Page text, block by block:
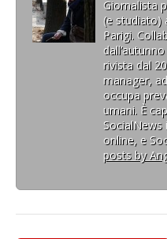
Giornalista
(e studiato)
Parigi.
rivista dal
manager,
occupa
umani. È
online, e
posts by